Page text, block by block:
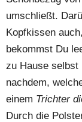
umschließt.
Kopfkissen
bekommst Du
zu Hause selbst
nachdem,
einem Trichter
Durch die